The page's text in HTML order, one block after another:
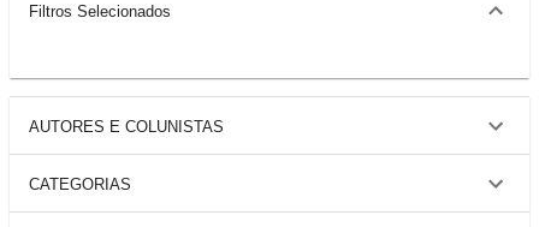
Filtros Selecionados
AUTORES E COLUNISTAS
CATEGORIAS